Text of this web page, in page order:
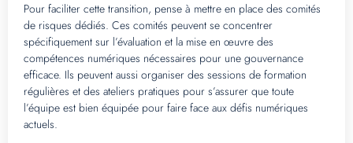
Pour faciliter cette transition, pense à mettre en place des comités
de risques dédiés. Ces comités peuvent se concentrer
spécifiquement sur l’évaluation et la mise en œuvre des
compétences numériques nécessaires pour une gouvernance
efficace. Ils peuvent aussi organiser des sessions de formation
régulières et des ateliers pratiques pour s’assurer que toute
l’équipe est bien équipée pour faire face aux défis numériques
actuels.